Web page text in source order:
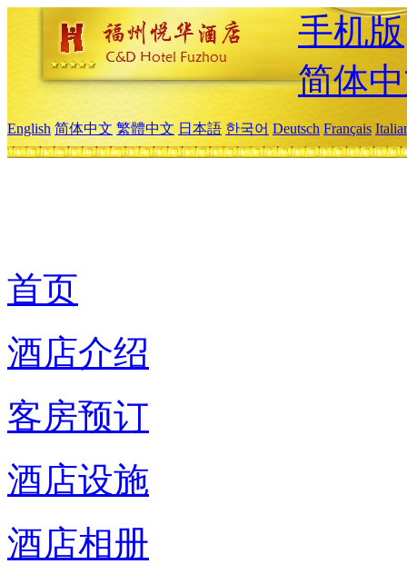
手机版
简体
English 简体中文 繁體中文 日本語 한국어 Deutsch Français
首页
酒店介绍
客房预订
酒店设施
酒店相册